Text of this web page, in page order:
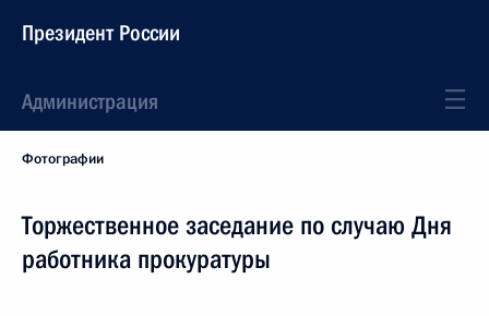
Президент России
Администрация
Фотографии
Торжественное заседание по случаю Дня
работника прокуратуры